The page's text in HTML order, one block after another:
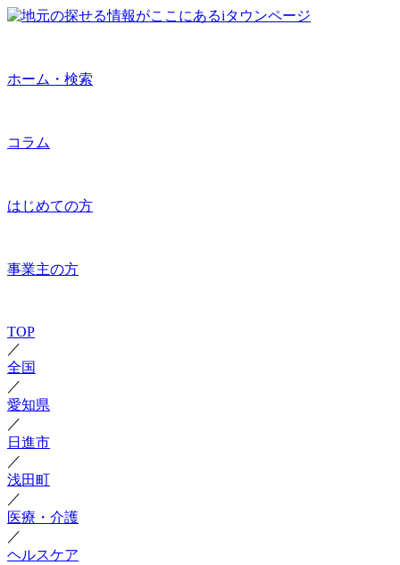
ホーム・検索
コラム
はじめての方
事業主の方
TOP
／
全国
／
愛知県
／
日進市
／
浅田町
／
医療・介護
／
ヘルスケア